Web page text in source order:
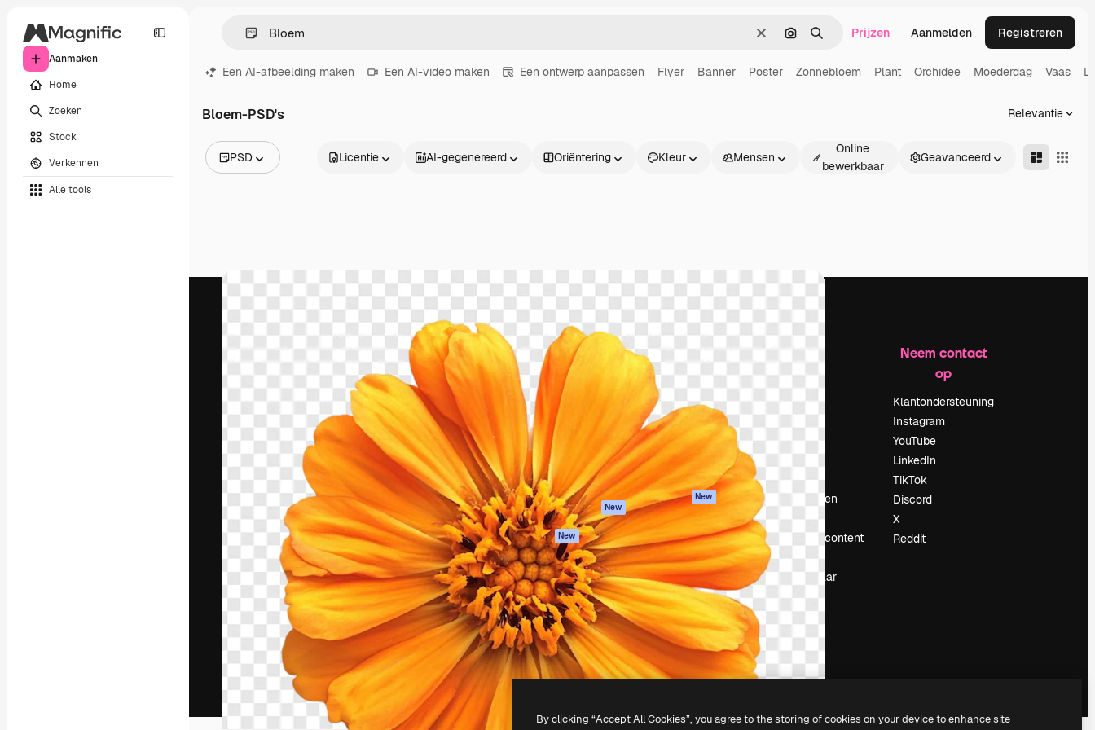
Aanmaken
Home
Zoeken
Stock
Verkennen
Alle tools
WissenZoeken op afbeelding
ZoekenPrijzen Aanmelden Registreren
Een AI-afbeelding maken Een AI-video maken Een ontwerp aanpassen Flyer Banner Poster Zonnebloem Plant Orchidee Moederdag Vaas
Bloem-PSD's Relevantie
PSD
Video's
3D-modellen
Lettertypen
Licentie AI-gegenereerd Oriëntering Kleur Mensen
Online
bewerkbaar
Geavanceerd
Het creatieve platform om je beste werk te
creëren. Meer dan 1 miljoen abonnees
onder creatievelingen, ondernemingen,
bureaus en studio's.
Nederlands
Producten
Spaces
AI-assistent
AI Image Generator
AI Video Generator
AI Voice Generator
Stockcontent
MCP voor
Claude/ChatGPT
New
Agenten New
API
Mobiele app
Alle Magnific-tools
Aan de slag
Academy
Documentatie
Ondersteuning
Algemene
voorwaarden
Privacybeleid
Originelen New
Cookiebeleid
Vertrouwenscentrum
Partners
Onderneming
Bedrijf
Over ons
Vacatures
Blog
Evenementen
Slidesgo
Verkoop je content
Perszaal
Op zoek naar
magnific.ai
Neem contact
op
Klantondersteuning
Instagram
YouTube
LinkedIn
TikTok
Discord
X
Reddit
Copyright © 2010- 2026Freepik Company S.L.U.Alle rechten voorbehouden
By clicking “Accept All Cookies”, you agree to the storing of cookies on your device to enhance site